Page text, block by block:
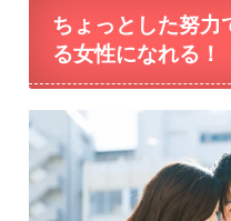
ちょっとした努力
る女性になれる！